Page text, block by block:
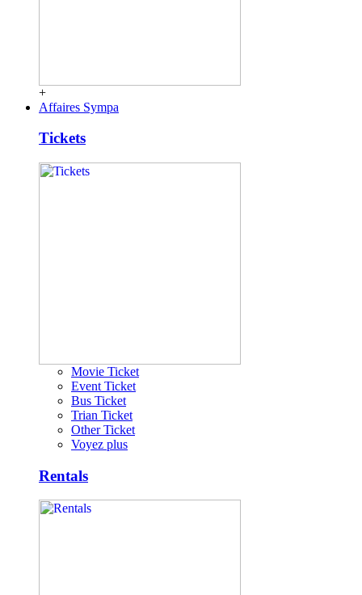
+
Affaires Sympa
Tickets
Movie Ticket
Event Ticket
Bus Ticket
Trian Ticket
Other Ticket
Voyez plus
Rentals